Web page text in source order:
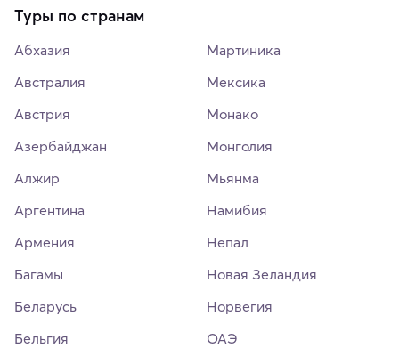
Туры по странам
Абхазия
Австралия
Австрия
Азербайджан
Алжир
Аргентина
Армения
Багамы
Беларусь
Бельгия
Мартиника
Мексика
Монако
Монголия
Мьянма
Намибия
Непал
Новая Зеландия
Норвегия
ОАЭ